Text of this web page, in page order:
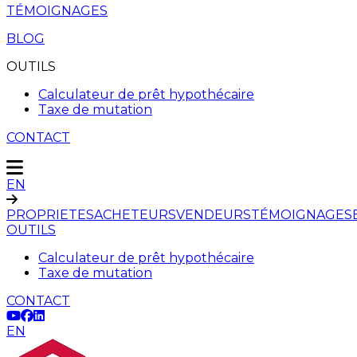
TÉMOIGNAGES
BLOG
OUTILS
Calculateur de prêt hypothécaire
Taxe de mutation
CONTACT
EN
PROPRIETESACHETEURSVENDEURSTÉMOIGNAGES
OUTILS
Calculateur de prêt hypothécaire
Taxe de mutation
CONTACT
EN